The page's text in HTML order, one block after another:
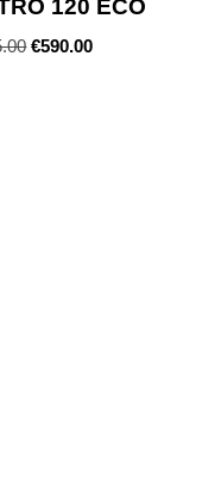
120 ECO
€590.00